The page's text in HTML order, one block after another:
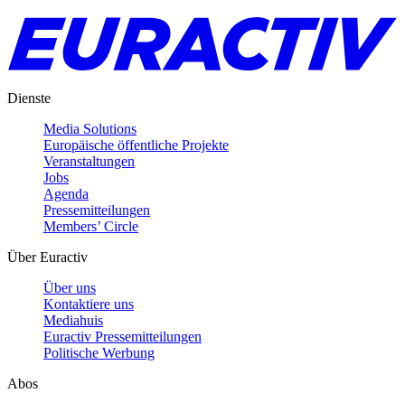
Dienste
Media Solutions
Europäische öffentliche Projekte
Veranstaltungen
Jobs
Agenda
Pressemitteilungen
Members’ Circle
Über Euractiv
Über uns
Kontaktiere uns
Mediahuis
Euractiv Pressemitteilungen
Politische Werbung
Abos